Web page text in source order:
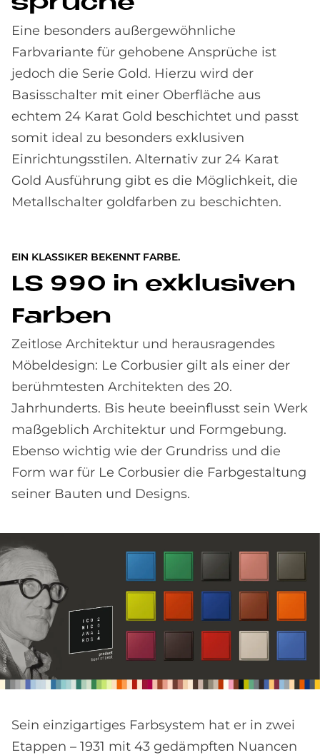
Eine besonders außergewöhnliche
Farbvariante für gehobene Ansprüche ist
jedoch die Serie Gold. Hierzu wird der
Basisschalter mit einer Oberfläche aus
echtem 24 Karat Gold beschichtet und passt
somit ideal zu besonders exklusiven
Einrichtungsstilen. Alternativ zur 24 Karat
Gold Ausführung gibt es die Möglichkeit, die
Metallschalter goldfarben zu beschichten.
EIN KLASSIKER BEKENNT FARBE.
LS 990 in ex­klu­si­ven
Far­ben
Zeitlose Architektur und herausragendes
Möbeldesign: Le Corbusier gilt als einer der
berühmtesten Architekten des 20.
Jahrhunderts. Bis heute beeinflusst sein Werk
maßgeblich Architektur und Formgebung.
Ebenso wichtig wie der Grundriss und die
Form war für Le Corbusier die Farbgestaltung
seiner Bauten und Designs.
Sein einzigartiges Farbsystem hat er in zwei
Etappen – 1931 mit 43 gedämpften Nuancen